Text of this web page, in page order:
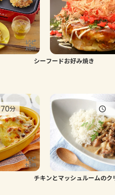
シーフードお好み焼き
70分
チキンとマッシュルームのク